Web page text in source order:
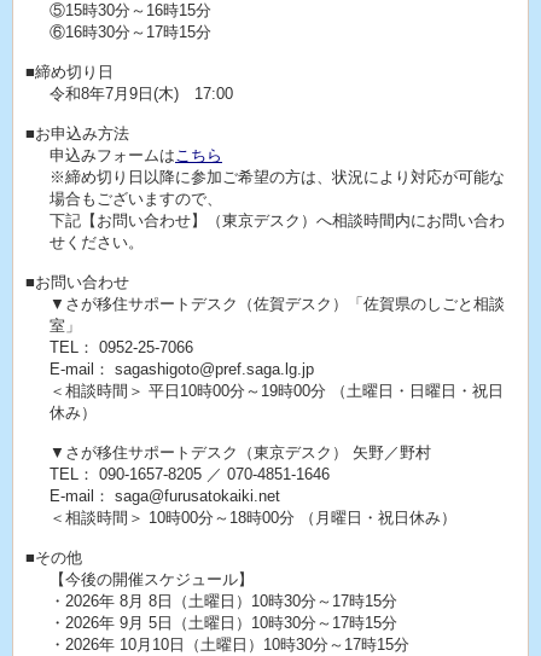
⑤15時30分～16時15分
⑥16時30分～17時15分
■締め切り日
令和8年7月9日(木) 17:00
■お申込み方法
申込みフォームはこちら
※締め切り日以降に参加ご希望の方は、状況により対応が可能な
場合もございますので、
下記【お問い合わせ】（東京デスク）へ相談時間内にお問い合わ
せください。
■お問い合わせ
▼さが移住サポートデスク（佐賀デスク）「佐賀県のしごと相談
室」
TEL： 0952-25-7066
E-mail： sagashigoto@pref.saga.lg.jp
＜相談時間＞ 平日10時00分～19時00分 （土曜日・日曜日・祝日
休み）
▼さが移住サポートデスク（東京デスク） 矢野／野村
TEL： 090-1657-8205 ／ 070-4851-1646
E-mail： saga@furusatokaiki.net
＜相談時間＞ 10時00分～18時00分 （月曜日・祝日休み）
■その他
【今後の開催スケジュール】
・2026年 8月 8日（土曜日）10時30分～17時15分
・2026年 9月 5日（土曜日）10時30分～17時15分
・2026年 10月10日（土曜日）10時30分～17時15分